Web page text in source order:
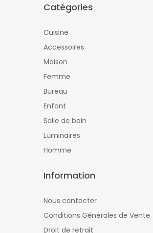
Catégories
Cuisine
Accessoires
Maison
Femme
Bureau
Enfant
Salle de bain
Luminaires
Homme
Information
Nous contacter
Conditions Générales de Vente
Droit de retrait